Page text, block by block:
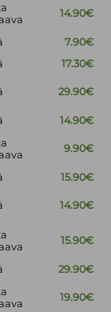
14.90€
7.90€
17.30€
29.90€
14.90€
9.90€
15.90€
14.90€
15.90€
29.90€
19.90€